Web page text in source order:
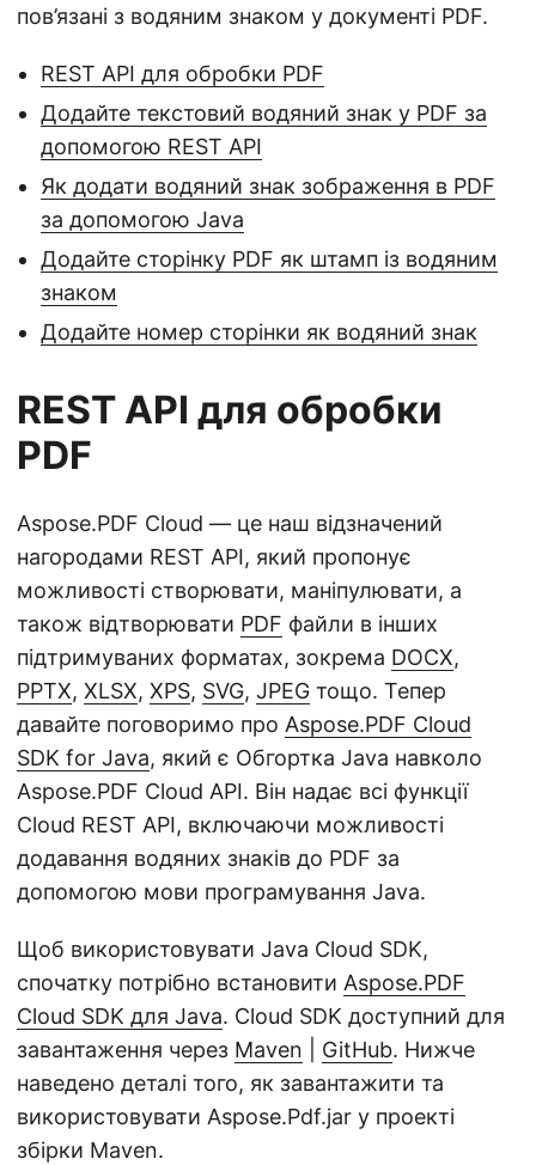
пов’язані з водяним знаком у документі PDF.
REST API для обробки PDF
Додайте текстовий водяний знак у PDF за
допомогою REST API
Як додати водяний знак зображення в PDF
за допомогою Java
Додайте сторінку PDF як штамп із водяним
знаком
Додайте номер сторінки як водяний знак
REST API для обробки
PDF
Aspose.PDF Cloud — це наш відзначений
нагородами REST API, який пропонує
можливості створювати, маніпулювати, а
також відтворювати PDF файли в інших
підтримуваних форматах, зокрема DOCX,
PPTX, XLSX, XPS, SVG, JPEG тощо. Тепер
давайте поговоримо про Aspose.PDF Cloud
SDK for Java, який є Обгортка Java навколо
Aspose.PDF Cloud API. Він надає всі функції
Cloud REST API, включаючи можливості
додавання водяних знаків до PDF за
допомогою мови програмування Java.
Щоб використовувати Java Cloud SDK,
спочатку потрібно встановити Aspose.PDF
Cloud SDK для Java. Cloud SDK доступний для
завантаження через Maven GitHub. Нижче
наведено деталі того, як завантажити та
використовувати Aspose.Pdf.jar у проекті
збірки Maven.